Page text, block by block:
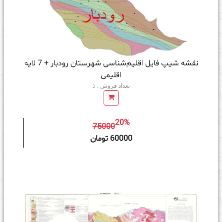
نقشه شیپ‌ فایل اقلیم‌شناسی شهرستان رودبار + 7 لایه
اقلیمی
تعداد فروش : 5
7500020%
60000 تومان